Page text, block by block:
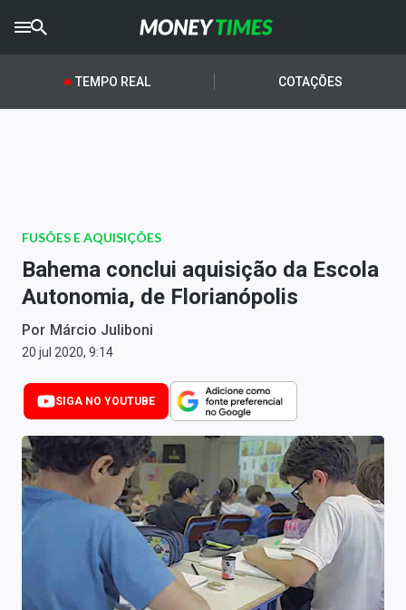
CRYPTOTIMES
AGROTIMES
Newsletters
Money Trader
Anuncie
Últimas Notícias
Newsletters
Cotações
Comprar ou vender?
Carteiras Recomendadas
Central de Dividendos
TEMPO REAL COTAÇÕES
FUSÕES E AQUISIÇÕES
Bahema conclui aquisição da Escola
Autonomia, de Florianópolis
Por Márcio Juliboni
20 jul 2020, 9:14
SIGA NO YOUTUBE